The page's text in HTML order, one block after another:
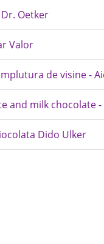
Oetker
Valor
de visine -
and milk chocolate -
Dido Ulker